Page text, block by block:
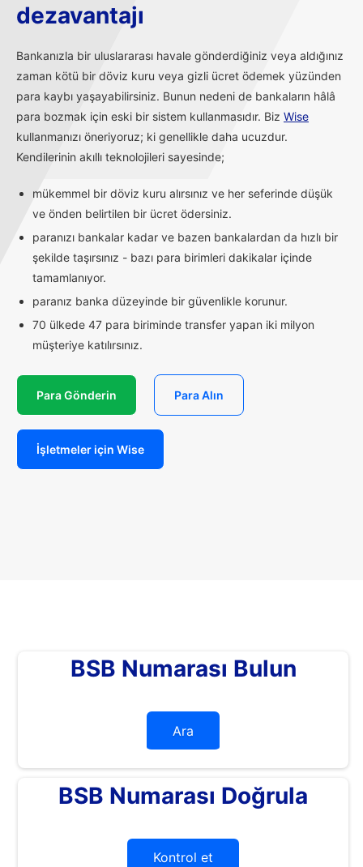
dezavantajı
Bankanızla bir uluslararası havale gönderdiğiniz veya aldığınız
zaman kötü bir döviz kuru veya gizli ücret ödemek yüzünden
para kaybı yaşayabilirsiniz. Bunun nedeni de bankaların hâlâ
para bozmak için eski bir sistem kullanmasıdır. Biz Wise
kullanmanızı öneriyoruz; ki genellikle daha ucuzdur.
Kendilerinin akıllı teknolojileri sayesinde;
mükemmel bir döviz kuru alırsınız ve her seferinde düşük
ve önden belirtilen bir ücret ödersiniz.
paranızı bankalar kadar ve bazen bankalardan da hızlı bir
şekilde taşırsınız - bazı para birimleri dakikalar içinde
tamamlanıyor.
paranız banka düzeyinde bir güvenlikle korunur.
70 ülkede 47 para biriminde transfer yapan iki milyon
müşteriye katılırsınız.
Para Gönderin Para Alın
İşletmeler için Wise
BSB Numarası Bulun
Ara
BSB Numarası Doğrula
Kontrol et